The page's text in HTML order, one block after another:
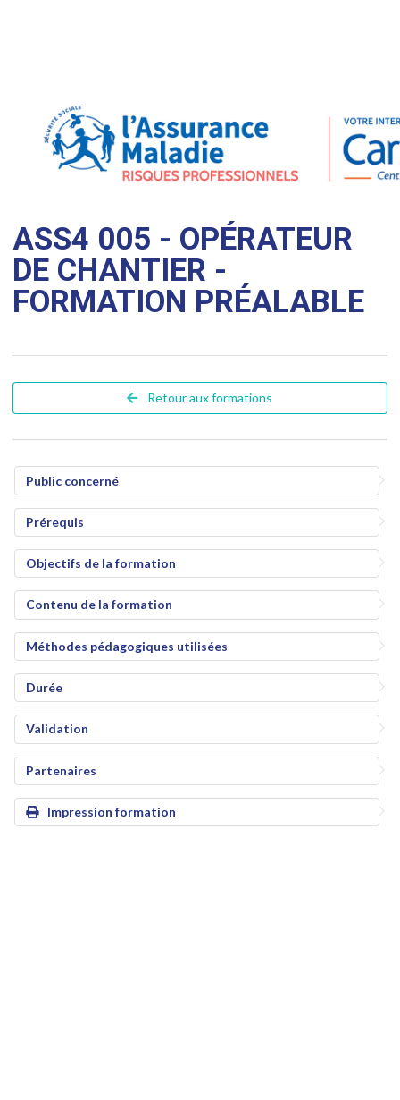
ASS4 005 - OPÉRATEUR
DE CHANTIER -
FORMATION PRÉALABLE
Retour aux formations
Public concerné
Prérequis
Objectifs de la formation
Contenu de la formation
Méthodes pédagogiques utilisées
Durée
Validation
Partenaires
Impression formation